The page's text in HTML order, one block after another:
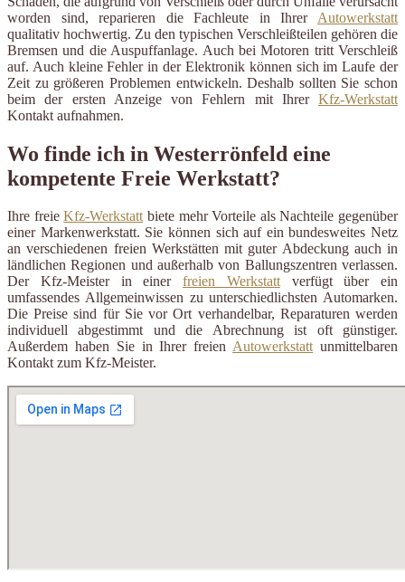
worden sind, reparieren die Fachleute in Ihrer Autowerkstatt
qualitativ hochwertig. Zu den typischen Verschleißteilen gehören die
Bremsen und die Auspuffanlage. Auch bei Motoren tritt Verschleiß
auf. Auch kleine Fehler in der Elektronik können sich im Laufe der
Zeit zu größeren Problemen entwickeln. Deshalb sollten Sie schon
beim der ersten Anzeige von Fehlern mit Ihrer Kfz-Werkstatt
Kontakt aufnahmen.
Wo finde ich in Westerrönfeld eine
kompetente Freie Werkstatt?
Ihre freieKfz-Werkstattbiete mehr Vorteile als Nachteile gegenüber
einer Markenwerkstatt. Sie können sich auf ein bundesweites Netz
an verschiedenen freien Werkstätten mit guter Abdeckung auch in
ländlichen Regionen und außerhalb von Ballungszentren verlassen.
Der Kfz-Meister in einer freien Werkstattverfügt über ein
umfassendes Allgemeinwissen zu unterschiedlichsten Automarken.
Die Preise sind für Sie vor Ort verhandelbar, Reparaturen werden
individuell abgestimmt und die Abrechnung ist oft günstiger.
Außerdem haben Sie in Ihrer freienAutowerkstattunmittelbaren
Kontakt zum Kfz-Meister.